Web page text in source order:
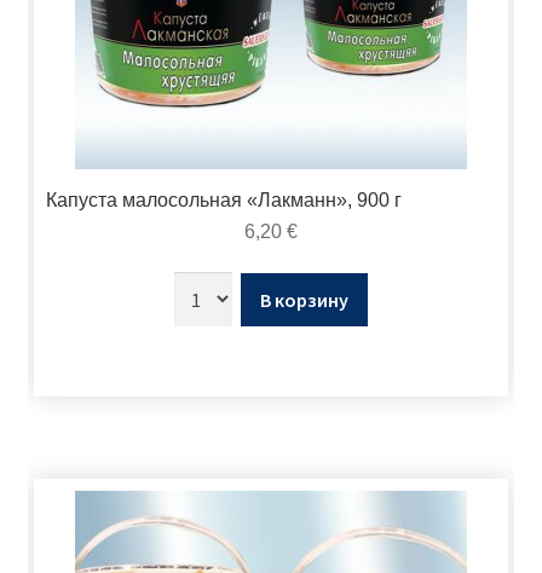
Капуста малосольная «Лакманн», 900 г
6,20 €
В корзину